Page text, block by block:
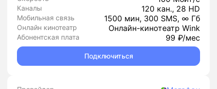
Каналы 120 кан., 28 HD
Мобильная связь 1500 мин, 300 SMS, ∞ Гб
Онлайн кинотеатр Онлайн-кинотеатр Wink
Абонентская плата 99 ₽/мес
Подключиться